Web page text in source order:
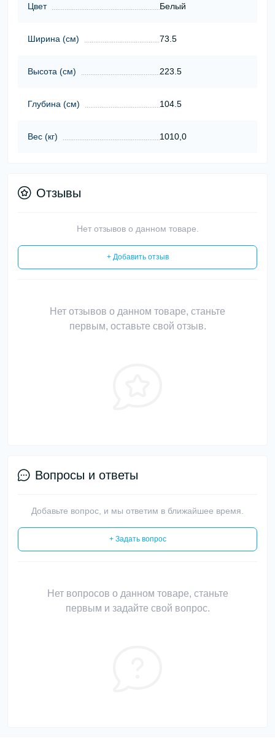
Цвет Белый
Ширина (см) 73.5
Высота (см) 223.5
Глубина (см) 104.5
Вес (кг) 1010,0
Отзывы
Нет отзывов о данном товаре.
+ Добавить отзыв
Нет отзывов о данном товаре, станьте
первым, оставьте свой отзыв.
Вопросы и ответы
Добавьте вопрос, и мы ответим в ближайшее время.
+ Задать вопрос
Нет вопросов о данном товаре, станьте
первым и задайте свой вопрос.